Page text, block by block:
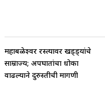
महाबळेश्वर रस्त्यावर खड्ड्यांचे
साम्राज्य; अपघातांचा धोका
वाढल्याने दुरुस्तीची मागणी